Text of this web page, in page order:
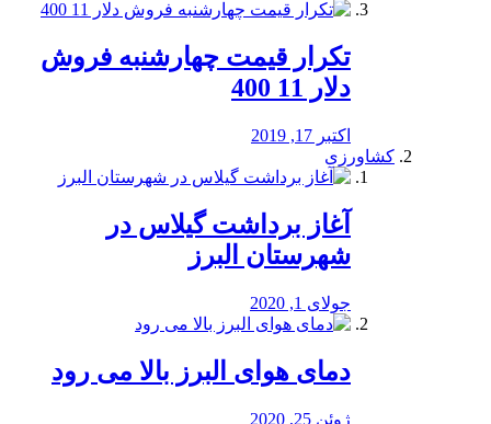
تکرار قیمت چهارشنبه فروش
دلار 11 400
اکتبر 17, 2019
کشاورزی
آغاز برداشت گیلاس در
شهرستان البرز
جولای 1, 2020
دمای هوای البرز بالا می رود
ژوئن 25, 2020